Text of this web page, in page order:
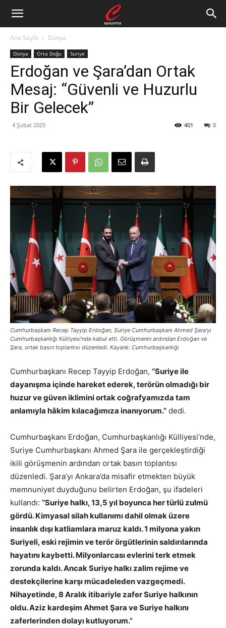
Ana Sayfa Dünya
Dünya Orta Doğu Suriye
Erdoğan ve Şara’dan Ortak
Mesaj: “Güvenli ve Huzurlu
Bir Gelecek”
4 Şubat 2025 0
401
Cumhurbaşkanı Recep Tayyip Erdoğan, Suriye Cumhurbaşkanı Ahmed Şara'yı
Cumhurbaşkanlığı Külliyesi'nde kabul etti. Görüşmenin ardından Erdoğan ve
Şara, ortak basın toplantısı düzenledi. Kayank: Cumhurbaşkanlığı
Cumhurbaşkanı Recep Tayyip Erdoğan, “Suriye ile
dayanışma içinde hareket ederek, terörün olmadığı bir
huzur ve güven iklimini ortak coğrafyamızda tam
anlamıyla hâkim kılacağımıza inanıyorum.” dedi.
Cumhurbaşkanı Erdoğan, Cumhurbaşkanlığı Külliyesi’nde,
Suriye Cumhurbaşkanı Ahmed Şara ile gerçekleştirdiği
ikili görüşmenin ardından ortak basın toplantısı
düzenledi. Şara’yı Ankara’da misafir etmekten büyük
memnuniyet duyduğunu belirten Erdoğan, şu ifadeleri
kullandı: “Suriye halkı, 13,5 yıl boyunca her türlü zulmü
gördü. Kimyasal silah kullanımı dahil olmak üzere
insanlık dışı katliamlara maruz kaldı. 1 milyona yakın
Suriyeli, eski rejimin ve terör örgütlerinin saldırılarında
hayatını kaybetti. Milyonlarcası evlerini terk etmek
zorunda kaldı. Ancak Suriye halkı zalim rejime ve
destekçilerine karşı mücadeleden vazgeçmedi.
Nihayetinde, 8 Aralık itibariyle zafer Suriye halkının
oldu. Aziz kardeşim Ahmet Şara ve Suriye halkını
zaferlerinden dolayı kutluyorum.”